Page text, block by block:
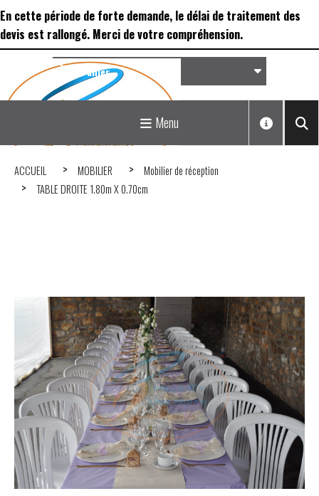
En cette période de forte demande, le délai de traitement des
devis est rallongé. Merci de votre compréhension.
Matériel de réception &
Déco...
Panier
Menu
ACCUEIL MOBILIER
Mobilier de réception
TABLE DROITE 1.80m X 0.70cm